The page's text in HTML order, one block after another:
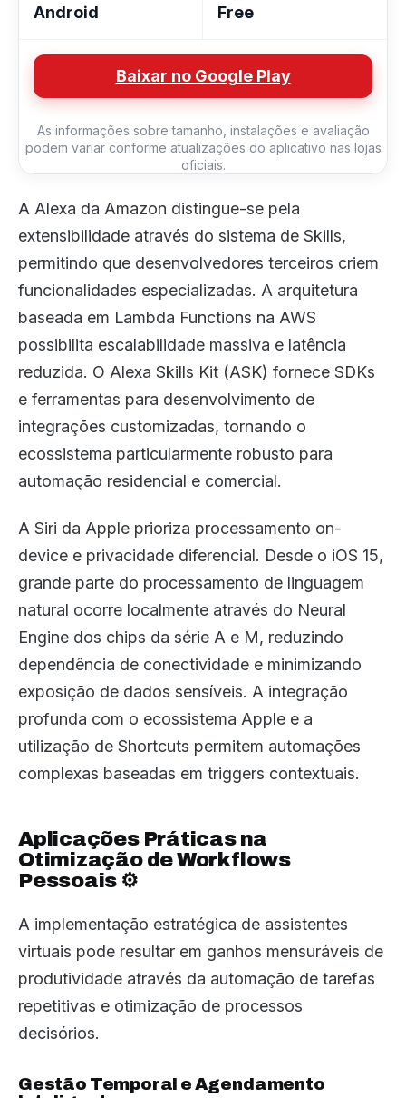
Android Free
Baixar no Google Play
As informações sobre tamanho, instalações e avaliação
podem variar conforme atualizações do aplicativo nas lojas
oficiais.
A Alexa da Amazon distingue-se pela
extensibilidade através do sistema de Skills,
permitindo que desenvolvedores terceiros criem
funcionalidades especializadas. A arquitetura
baseada em Lambda Functions na AWS
possibilita escalabilidade massiva e latência
reduzida. O Alexa Skills Kit (ASK) fornece SDKs
e ferramentas para desenvolvimento de
integrações customizadas, tornando o
ecossistema particularmente robusto para
automação residencial e comercial.
A Siri da Apple prioriza processamento on-
device e privacidade diferencial. Desde o iOS 15,
grande parte do processamento de linguagem
natural ocorre localmente através do Neural
Engine dos chips da série A e M, reduzindo
dependência de conectividade e minimizando
exposição de dados sensíveis. A integração
profunda com o ecossistema Apple e a
utilização de Shortcuts permitem automações
complexas baseadas em triggers contextuais.
Aplicações Práticas na
Otimização de Workflows
Pessoais ⚙️
A implementação estratégica de assistentes
virtuais pode resultar em ganhos mensuráveis de
produtividade através da automação de tarefas
repetitivas e otimização de processos
decisórios.
Gestão Temporal e Agendamento